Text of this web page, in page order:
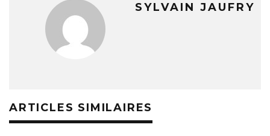
SYLVAIN JAUFRY
ARTICLES SIMILAIRES